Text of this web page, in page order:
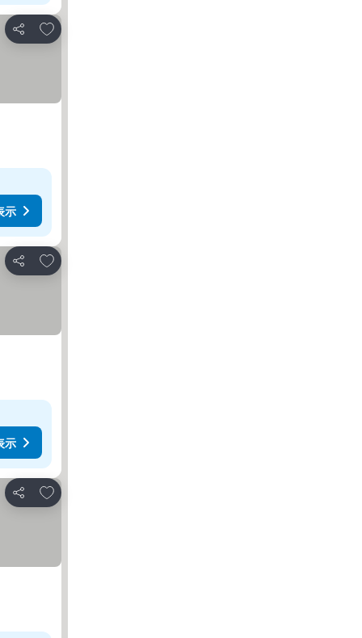
シェア
お気に入りに追加
示
シェア
お気に入りに追加
示
シェア
お気に入りに追加